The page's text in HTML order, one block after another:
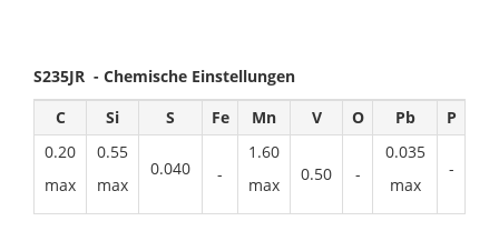
S235JR - Chemische Einstellungen
C
Si S Fe Mn V O Pb
P
0.20
max
0.55
max
0.040 -
1.60
max
0.50 -
0.035
max
-